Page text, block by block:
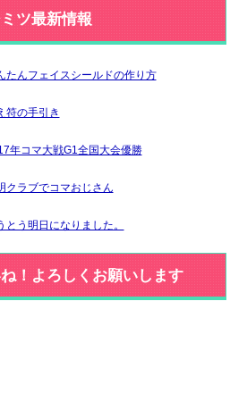
ツ最新情報
たんフェイスシールドの作り方
符の手引き
年コマ大戦G1全国大会優勝
クラブでコマおじさん
とう明日になりました。
！よろしくお願いします